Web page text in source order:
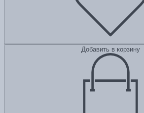
Добавить в корзину